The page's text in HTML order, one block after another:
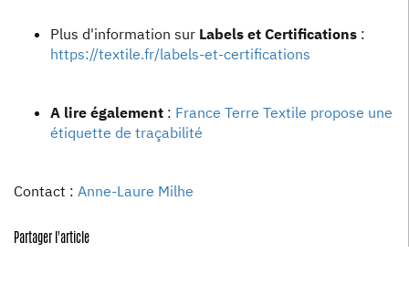
Plus d'information sur Labels et Certifications :
https://textile.fr/labels-et-certifications
A lire également : France Terre Textile propose une
étiquette de traçabilité
Contact : Anne-Laure Milhe
Partager l'article